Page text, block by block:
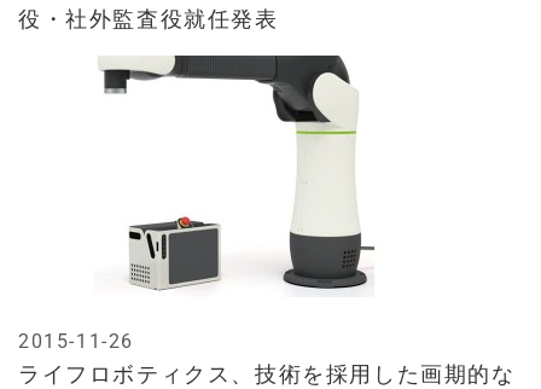
役・社外監査役就任発表
ライフロボティクス、技術を採用した画期的な
2015-11-26